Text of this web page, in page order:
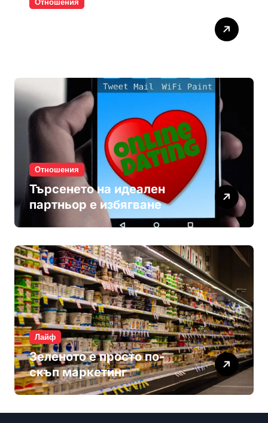
Отношения
Търсенето на идеален
партньор е избягване
Лайф
Зеленото е просто по-
скъп маркетинг